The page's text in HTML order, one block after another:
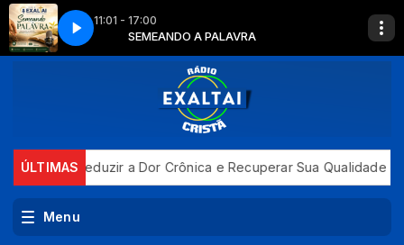
11:01 - 17:00
SEMEANDO A PALAVRA
PREGAÇÃO 07 - 08-2026
ÚLTIMAS
a Dor Crônica e Recuperar Sua Qualidade de Vida
Menu